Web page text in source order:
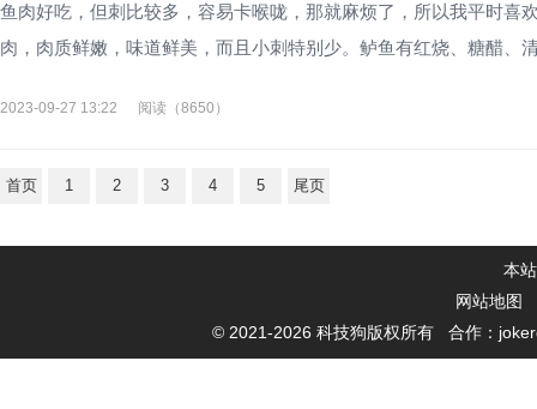
鱼肉好吃，但刺比较多，容易卡喉咙，那就麻烦了，所以我平时喜
肉，肉质鲜嫩，味道鲜美，而且小刺特别少。鲈鱼有红烧、糖醋、
2023-09-27 13:22 阅读（8650）
首页 1 2 3 4 5 尾页
本
网站地图
© 2021-2026 科技狗版权所有 合作：